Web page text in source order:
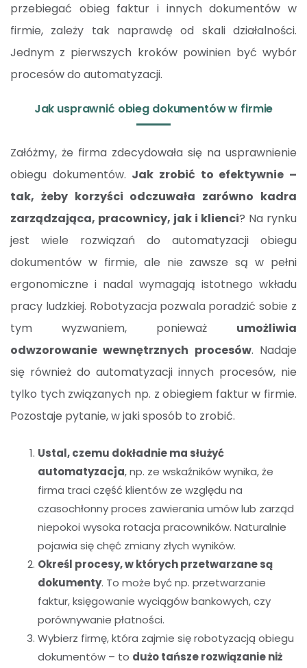
przebiegać obieg faktur i innych dokumentów w
firmie, zależy tak naprawdę od skali działalności.
Jednym z pierwszych kroków powinien być wybór
procesów do automatyzacji.
Jak usprawnić obieg dokumentów w firmie
Załóżmy, że firma zdecydowała się na usprawnienie
obiegu dokumentów. Jak zrobić to efektywnie –
tak, żeby korzyści odczuwała zarówno kadra
zarządzająca, pracownicy, jak i klienci? Na rynku
jest wiele rozwiązań do automatyzacji obiegu
dokumentów w firmie, ale nie zawsze są w pełni
ergonomiczne i nadal wymagają istotnego wkładu
pracy ludzkiej. Robotyzacja pozwala poradzić sobie z
tym wyzwaniem, ponieważ umożliwia
odwzorowanie wewnętrznych procesów. Nadaje
się również do automatyzacji innych procesów, nie
tylko tych związanych np. z obiegiem faktur w firmie.
Pozostaje pytanie, w jaki sposób to zrobić.
Ustal, czemu dokładnie ma służyć
automatyzacja, np. ze wskaźników wynika, że
firma traci część klientów ze względu na
czasochłonny proces zawierania umów lub zarząd
niepokoi wysoka rotacja pracowników. Naturalnie
pojawia się chęć zmiany złych wyników.
Określ procesy, w których przetwarzane są
dokumenty. To może być np. przetwarzanie
faktur, księgowanie wyciągów bankowych, czy
porównywanie płatności.
Wybierz firmę, która zajmie się robotyzacją obiegu
dokumentów – to dużo tańsze rozwiązanie niż